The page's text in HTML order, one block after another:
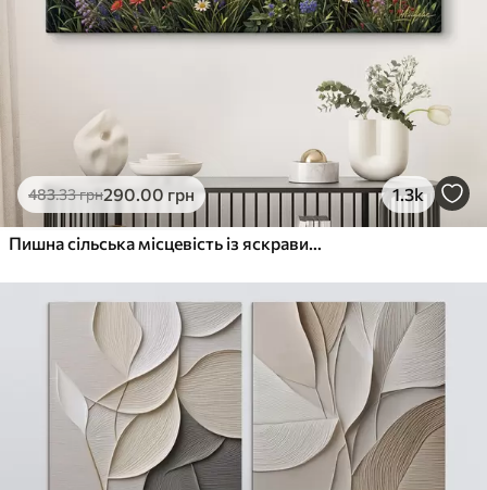
483.33грн290.00 грн 1.3k
Пишна сільська місцевість із яскравим лугом диких квітів, наповненим різнокольоровими квітами під хмарним небом